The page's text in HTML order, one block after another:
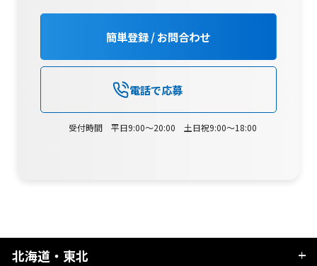
簡単登録 / お問合わせ
電話で応募
受付時間 平日9:00～20:00 土日祝9:00～18:00
北海道・東北